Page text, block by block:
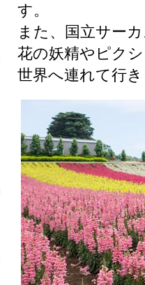
す。
また、国立サー
花の妖精やピク
世界へ連れて行